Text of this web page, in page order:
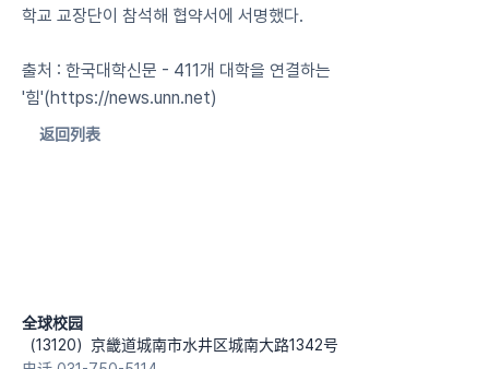
학교 교장단이 참석해 협약서에 서명했다.
출처 : 한국대학신문 - 411개 대학을 연결하는
'힘'(https://news.unn.net)
返回列表
全球校园
（13120）京畿道城南市水井区城南大路1342号